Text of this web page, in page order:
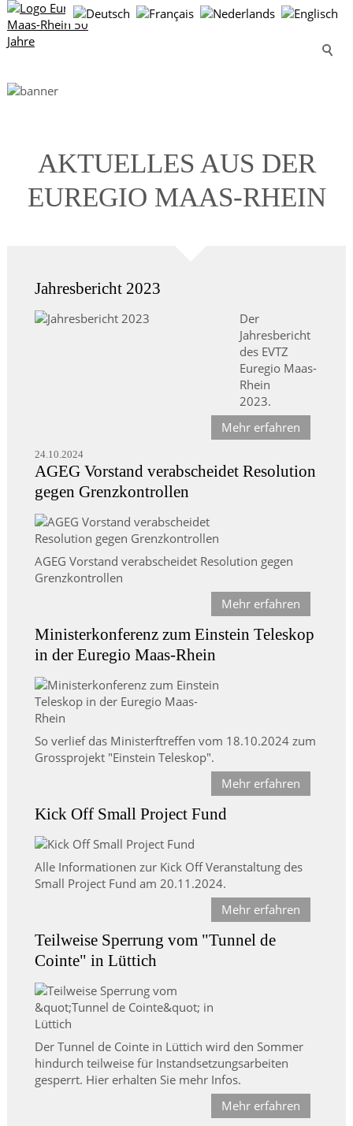
AKTUELLES AUS DER
EUREGIO MAAS-RHEIN
Jahresbericht 2023
Der
Jahresbericht
des EVTZ
Euregio Maas-
Rhein
2023.
Mehr erfahren
24.10.2024
AGEG Vorstand verabscheidet Resolution
gegen Grenzkontrollen
AGEG Vorstand verabscheidet Resolution gegen
Grenzkontrollen
Mehr erfahren
Ministerkonferenz zum Einstein Teleskop
in der Euregio Maas-Rhein
So verlief das Ministerftreffen vom 18.10.2024 zum
Grossprojekt "Einstein Teleskop".
Mehr erfahren
Kick Off Small Project Fund
Alle Informationen zur Kick Off Veranstaltung des
Small Project Fund am 20.11.2024.
Mehr erfahren
Teilweise Sperrung vom "Tunnel de
Cointe" in Lüttich
Der Tunnel de Cointe in Lüttich wird den Sommer
hindurch teilweise für Instandsetzungsarbeiten
gesperrt. Hier erhalten Sie mehr Infos.
Mehr erfahren